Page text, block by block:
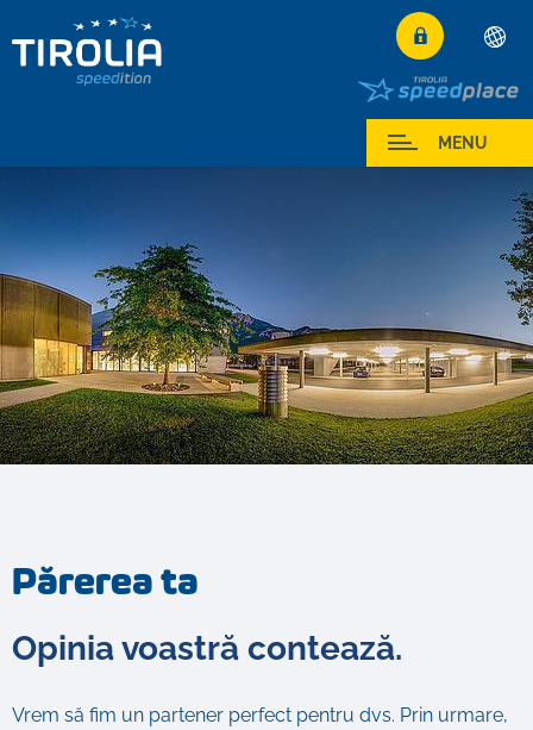
Deutsch
English
Français
Česky
Magyar
Hrvatski
Română
MENU
Părerea ta
Opinia voastră contează.
Vrem să fim un partener perfect pentru dvs. Prin urmare,